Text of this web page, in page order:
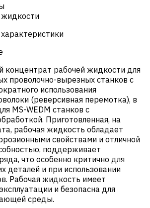
жидкости
концентрат рабочей жидкости для
проволочно-вырезных станков с
использования
(реверсивная перемотка), в
MS-WEDM станков с
Приготовленная, на
рабочая жидкость обладает
свойствами и отличной
поддерживает
что особенно критично для
деталей и при использовании
Рабочая жидкость имеет
и безопасна для
среды.